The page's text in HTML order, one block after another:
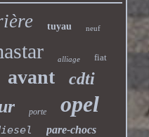
tuyau neuf
alliage fiat
avant cdti
porte opel
pare-chocs